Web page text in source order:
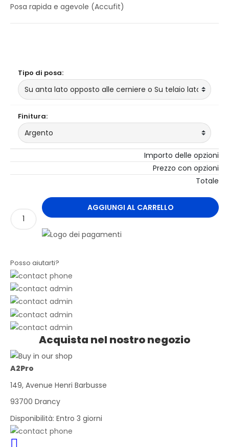
Posa rapida e agevole (Accufit)
Tipo di posa:
Finitura:
Importo delle opzioni
Prezzo con opzioni
Totale
AGGIUNGI AL CARRELLO
Posso aiutarti?
Acquista nel nostro negozio
A2Pro
149, Avenue Henri Barbusse
93700 Drancy
Disponibilità: Entro 3 giorni